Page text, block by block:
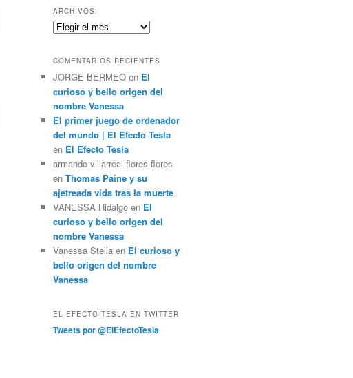
c
a
r
ARCHIVOS:
Archivos:
COMENTARIOS RECIENTES
JORGE BERMEO en El
curioso y bello origen del
nombre Vanessa
El primer juego de ordenador
del mundo | El Efecto Tesla
en El Efecto Tesla
armando villarreal flores flores
en Thomas Paine y su
ajetreada vida tras la muerte
VANESSA Hidalgo en El
curioso y bello origen del
nombre Vanessa
Vanessa Stella en El curioso y
bello origen del nombre
Vanessa
EL EFECTO TESLA EN TWITTER
Tweets por @ElEfectoTesla